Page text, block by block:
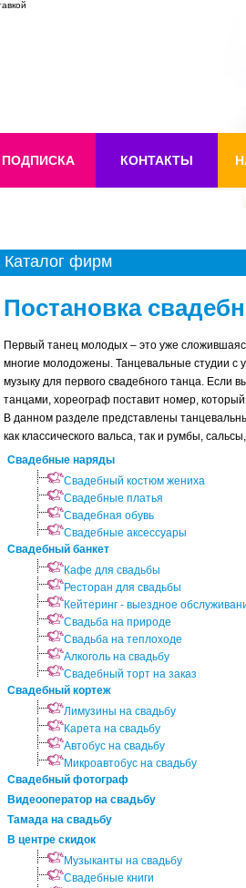
ПОДПИСКА КОНТАКТЫ
Каталог фирм
Постановка
Первый танец молодых – это уже
многие молодожены. Танцевальные студии с
музыку для первого свадебного танца. Если
танцами, хореограф поставит номер,
В данном разделе представлены
как классического вальса, так и румбы,
Свадебные наряды
Свадебный костюм жениха
Свадебные платья
Свадебная обувь
Свадебные аксессуары
Свадебный банкет
Кафе для свадьбы
Ресторан для свадьбы
Кейтеринг - выездное
Свадьба на природе
Свадьба на теплоходе
Алкоголь на свадьбу
Свадебный торт на заказ
Свадебный кортеж
Лимузины на свадьбу
Карета на свадьбу
Автобус на свадьбу
Микроавтобус на свадьбу
Свадебный фотограф
Видеооператор на свадьбу
Тамада на свадьбу
В центре скидок
Музыканты на свадьбу
Свадебные книги